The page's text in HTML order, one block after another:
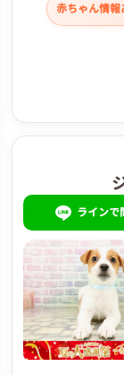
赤ちゃん情報
ラインで